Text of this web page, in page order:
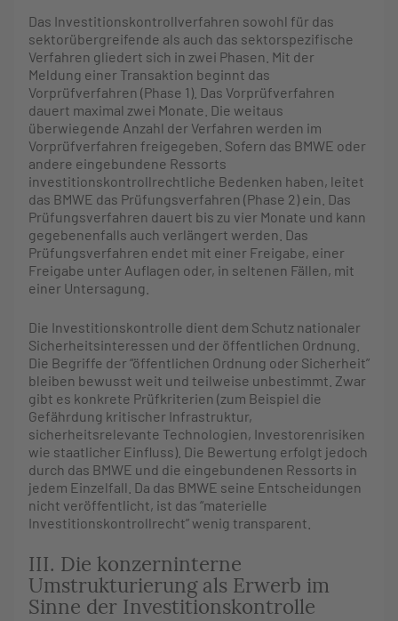
Das Investitionskontrollverfahren sowohl für das
sektorübergreifende als auch das sektorspezifische
Verfahren gliedert sich in zwei Phasen. Mit der
Meldung einer Transaktion beginnt das
Vorprüfverfahren (Phase 1). Das Vorprüfverfahren
dauert maximal zwei Monate. Die weitaus
überwiegende Anzahl der Verfahren werden im
Vorprüfverfahren freigegeben. Sofern das BMWE oder
andere eingebundene Ressorts
investitionskontrollrechtliche Bedenken haben, leitet
das BMWE das Prüfungsverfahren (Phase 2) ein. Das
Prüfungsverfahren dauert bis zu vier Monate und kann
gegebenenfalls auch verlängert werden. Das
Prüfungsverfahren endet mit einer Freigabe, einer
Freigabe unter Auflagen oder, in seltenen Fällen, mit
einer Untersagung.
Die Investitionskontrolle dient dem Schutz nationaler
Sicherheitsinteressen und der öffentlichen Ordnung.
Die Begriffe der “öffentlichen Ordnung oder Sicherheit”
bleiben bewusst weit und teilweise unbestimmt. Zwar
gibt es konkrete Prüfkriterien (zum Beispiel die
Gefährdung kritischer Infrastruktur,
sicherheitsrelevante Technologien, Investorenrisiken
wie staatlicher Einfluss). Die Bewertung erfolgt jedoch
durch das BMWE und die eingebundenen Ressorts in
jedem Einzelfall. Da das BMWE seine Entscheidungen
nicht veröffentlicht, ist das “materielle
Investitionskontrollrecht” wenig transparent.
III. Die konzerninterne
Umstrukturierung als Erwerb im
Sinne der Investitionskontrolle